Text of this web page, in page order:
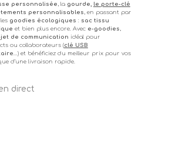
personnalisée , la gourde, le porte-clé
personnalisables, en passant par
goodies écologiques : sac tissu
et bien plus encore. Avec e-goodies ,
de communication idéal pour
ou collaborateurs (clé USB
…) et bénéficiez du meilleur prix pour vos
d’une livraison rapide.
direct